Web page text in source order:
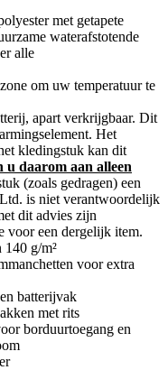
met getapete
waterafstotende
alle
om uw temperatuur te
apart verkrijgbaar. Dit
Het
kledingstuk kan dit
u daarom aan alleen
(zoals gedragen) een
is niet verantwoordelijk
dit advies zijn
voor een dergelijk item.
140 g/m²
voor extra
batterijvak
met rits
borduurtoegang en